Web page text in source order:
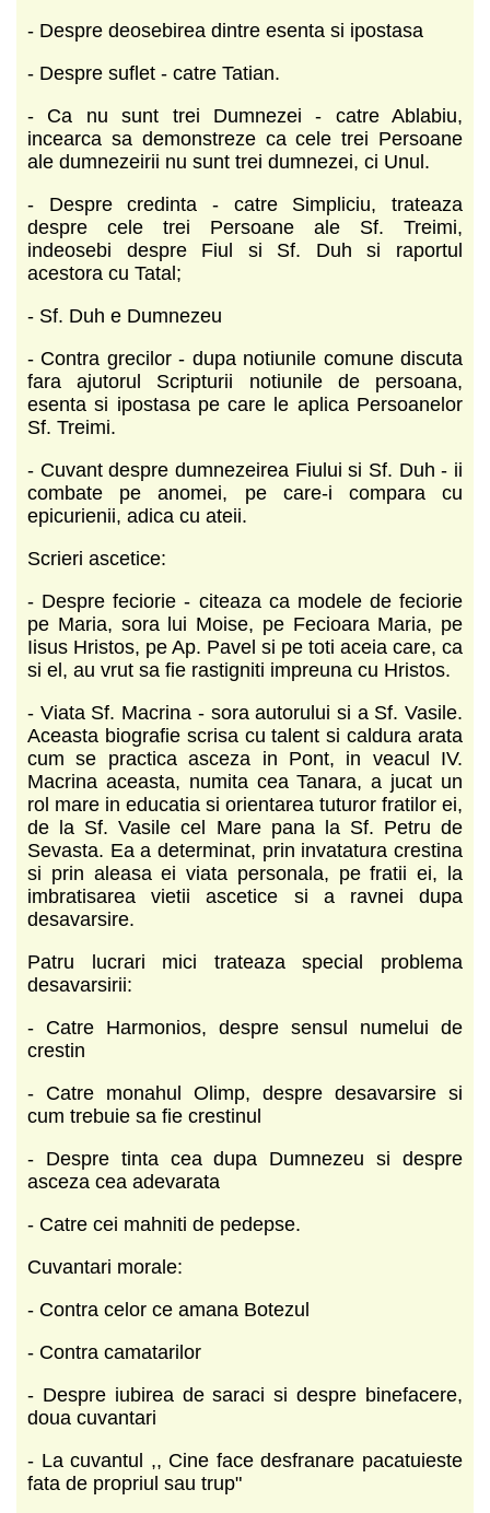
- Despre deosebirea dintre esenta si ipostasa
- Despre suflet - catre Tatian.
- Ca nu sunt trei Dumnezei - catre Ablabiu,
incearca sa demonstreze ca cele trei Persoane
ale dumnezeirii nu sunt trei dumnezei, ci Unul.
- Despre credinta - catre Simpliciu, trateaza
despre cele trei Persoane ale Sf. Treimi,
indeosebi despre Fiul si Sf. Duh si raportul
acestora cu Tatal;
- Sf. Duh e Dumnezeu
- Contra grecilor - dupa notiunile comune discuta
fara ajutorul Scripturii notiunile de persoana,
esenta si ipostasa pe care le aplica Persoanelor
Sf. Treimi.
- Cuvant despre dumnezeirea Fiului si Sf. Duh - ii
combate pe anomei, pe care-i compara cu
epicurienii, adica cu ateii.
Scrieri ascetice:
- Despre feciorie - citeaza ca modele de feciorie
pe Maria, sora lui Moise, pe Fecioara Maria, pe
Iisus Hristos, pe Ap. Pavel si pe toti aceia care, ca
si el, au vrut sa fie rastigniti impreuna cu Hristos.
- Viata Sf. Macrina - sora autorului si a Sf. Vasile.
Aceasta biografie scrisa cu talent si caldura arata
cum se practica asceza in Pont, in veacul IV.
Macrina aceasta, numita cea Tanara, a jucat un
rol mare in educatia si orientarea tuturor fratilor ei,
de la Sf. Vasile cel Mare pana la Sf. Petru de
Sevasta. Ea a determinat, prin invatatura crestina
si prin aleasa ei viata personala, pe fratii ei, la
imbratisarea vietii ascetice si a ravnei dupa
desavarsire.
Patru lucrari mici trateaza special problema
desavarsirii:
- Catre Harmonios, despre sensul numelui de
crestin
- Catre monahul Olimp, despre desavarsire si
cum trebuie sa fie crestinul
- Despre tinta cea dupa Dumnezeu si despre
asceza cea adevarata
- Catre cei mahniti de pedepse.
Cuvantari morale:
- Contra celor ce amana Botezul
- Contra camatarilor
- Despre iubirea de saraci si despre binefacere,
doua cuvantari
- La cuvantul ,, Cine face desfranare pacatuieste
fata de propriul sau trup"